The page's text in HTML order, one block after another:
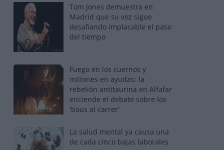
Tom Jones demuestra en
Madrid que su voz sigue
desafiando implacable el paso
del tiempo
Fuego en los cuernos y
millones en ayudas: la
rebelión antitaurina en Alfafar
enciende el debate sobre los
'bous al carrer'
La salud mental ya causa una
de cada cinco bajas laborales